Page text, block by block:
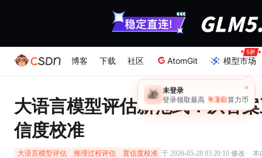
博客 下载 社区 AtomGit 模型市场
大语言模型评估新范式：从答
信度校准
大语言模型评估 推理过程评估 置信度校准 于 2026-05-28 03:20:10 修改· 本